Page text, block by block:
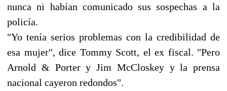
nunca ni habían comunicado sus sospechas a la
policía.
"Yo tenía serios problemas con la credibilidad de
esa mujer", dice Tommy Scott, el ex fiscal. "Pero
Arnold & Porter y Jim McCloskey y la prensa
nacional cayeron redondos".